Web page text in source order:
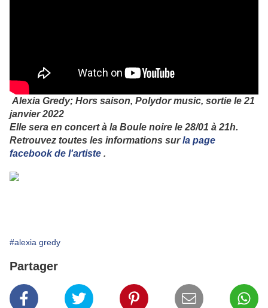
Alexia Gredy; Hors saison, Polydor music, sortie le 21
janvier 2022
Elle sera en concert à la Boule noire le 28/01 à 21h.
Retrouvez toutes les informations surla page
facebook de l'artiste .
#alexia gredy
Partager